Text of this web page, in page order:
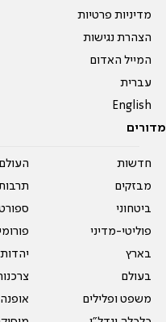
מדיניות פרטיות
הצהרת נגישות
המייל האדום
עברית
English
מדורים
חדשות
מבזקים
ביטחוני
פוליטי-מדיני
בארץ
בעולם
משפט ופלילים
יהדות
אופנה